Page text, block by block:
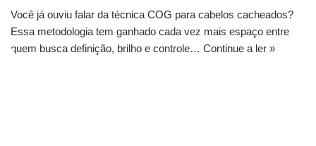
Você já ouviu falar da técnica COG para cabelos cacheados?
Essa metodologia tem ganhado cada vez mais espaço entre
quem busca definição, brilho e controle… Continue a ler »